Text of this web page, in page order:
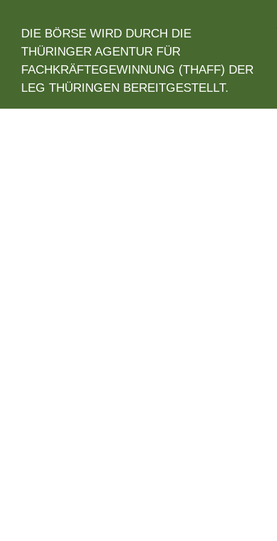
DIE BÖRSE WIRD DURCH DIE
THÜRINGER AGENTUR FÜR
FACHKRÄFTEGEWINNUNG (THAFF) DER
LEG THÜRINGEN BEREITGESTELLT.